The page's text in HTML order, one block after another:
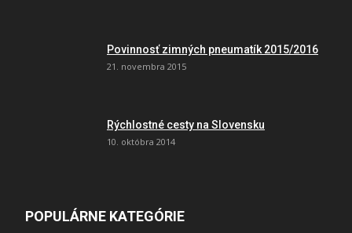
Povinnosť zimných pneumatík 2015/2016
21. novembra 2015
Rýchlostné cesty na Slovensku
10. októbra 2014
POPULÁRNE KATEGÓRIE